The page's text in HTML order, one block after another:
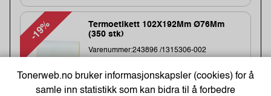
-19%
Termoetikett 102X192Mm Ø76Mm
(350 stk)
Varenummer:243896 /1315306-002
Sendes om:1-3 dager
Obs, kun2 Stk. til denne tilbudsprisen
Tonerweb.no bruker informasjonskapsler (cookies) for å
samle inn statistikk som kan bidra til å forbedre